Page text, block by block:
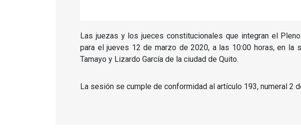
Las juezas y los jueces constitucionales que integran el
para el jueves 12 de marzo de 2020, a las 10:00 horas, en
Tamayo y Lizardo García de la ciudad de Quito.
La sesión se cumple de conformidad al artículo 193, numeral 2